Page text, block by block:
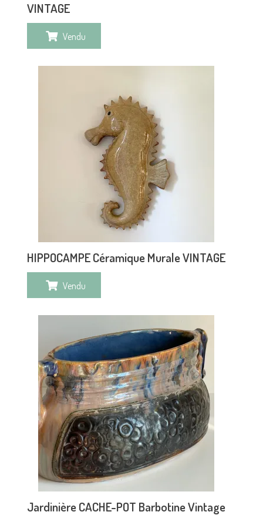
VINTAGE
Vendu
HIPPOCAMPE Céramique Murale VINTAGE
Vendu
Jardinière CACHE-POT Barbotine Vintage